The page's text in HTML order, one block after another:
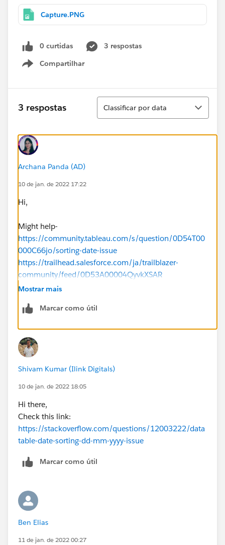
Capture.PNG
0 curtidas
3 respostas
Compartilhar
Show menu
3 respostas
Classificar
Classificar por data
Archana Panda (AD)
10 de jan. de 2022 17:22
Hi,
Might help-
https://community.tableau.com/s/question/0D54T00
000C66jo/sorting-date-issue
https://trailhead.salesforce.com/ja/trailblazer-
community/feed/0D53A00004QyvkXSAR
https://help.salesforce.com/s/articleView?
Mostrar mais
Marcar como útil
Shivam Kumar (Ilink Digitals)
10 de jan. de 2022 18:05
Hi there,
Check this link:
https://stackoverflow.com/questions/12003222/data
table-date-sorting-dd-mm-yyyy-issue
Marcar como útil
Ben Elias
11 de jan. de 2022 00:27